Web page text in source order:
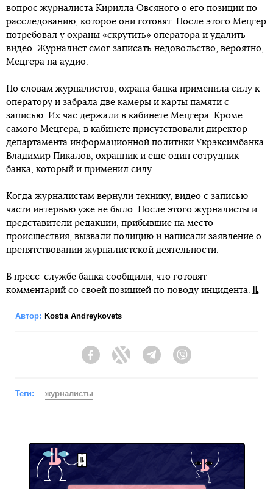
вопрос журналиста Кирилла Овсяного о его позиции по
расследованию, которое они готовят. После этого Мецгер
потребовал у охраны «скрутить» оператора и удалить
видео. Журналист смог записать недовольство, вероятно,
Мецгера на аудио.
По словам журналистов, охрана банка применила силу к
оператору и забрала две камеры и карты памяти с
записью. Их час держали в кабинете Мецгера. Кроме
самого Мецгера, в кабинете присутствовали директор
департамента информационной политики Укрэксимбанка
Владимир Пикалов, охранник и еще один сотрудник
банка, который и применил силу.
Когда журналистам вернули технику, видео с записью
части интервью уже не было. После этого журналисты и
представители редакции, прибывшие на место
происшествия, вызвали полицию и написали заявление о
препятствовании журналистской деятельности.
В пресс-службе банка сообщили, что готовят
комментарий со своей позицией по поводу инцидента.
Автор: Kostia Andreykovets
FacebookTwitter Telegram
Теги: журналисты